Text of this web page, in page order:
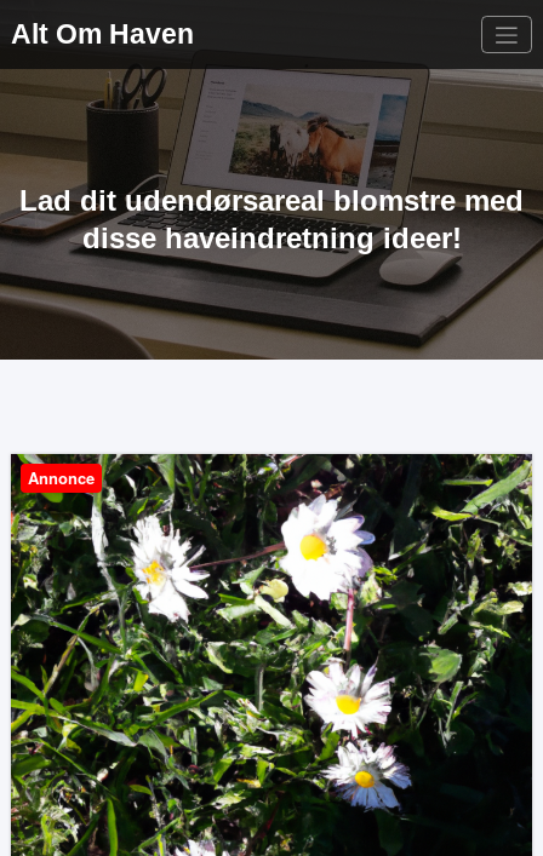
Alt Om Haven
Lad dit udendørsareal blomstre med
disse haveindretning ideer!
Annonce